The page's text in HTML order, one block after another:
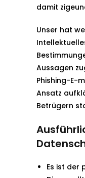
damit
Unser hat
Aussagen
Phishing-E-
Ansatz
Betrügern
Es ist der